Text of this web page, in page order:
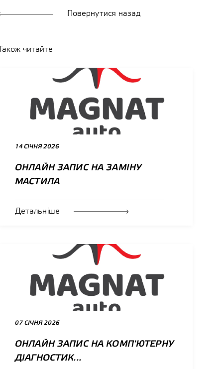
Повернутися назад
Також читайте
14 СІЧНЯ 2026
ОНЛАЙН ЗАПИС НА ЗАМІНУ
МАСТИЛА
Детальніше
07 СІЧНЯ 2026
ОНЛАЙН ЗАПИС НА КОМП'ЮТЕРНУ
ДІАГНОСТИК...